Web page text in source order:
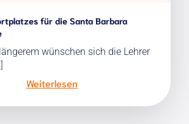
für die Santa Barbara
wünschen sich die Lehrer
Weiterlesen